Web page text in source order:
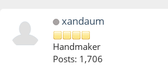
xandaum
Handmaker
Posts: 1,706